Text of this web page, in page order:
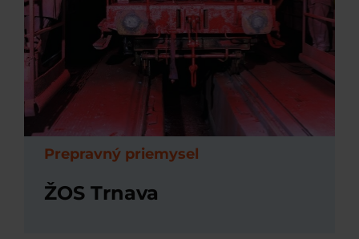
Prepravný priemysel
ŽOS Trnava